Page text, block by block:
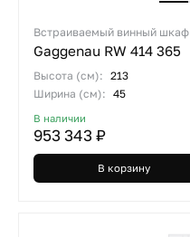
Встраиваемый винный шкаф
Gaggenau RW 414 365
Высота (см): 213
Ширина (см): 45
В наличии
953 343 ₽
В корзину